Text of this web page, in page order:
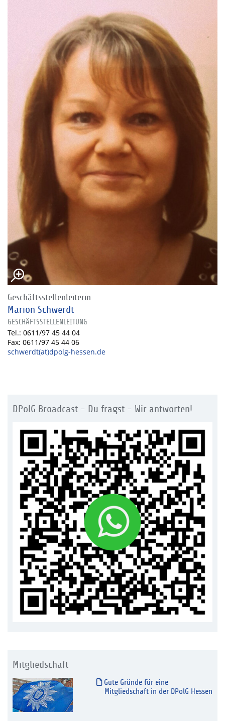
Geschäftsstellenleiterin
Marion Schwerdt
GESCHÄFTSSTELLENLEITUNG
Tel.: 0611/97 45 44 04
Fax: 0611/97 45 44 06
schwerdt(at)dpolg-hessen.de
DPolG Broadcast - Du fragst - Wir antworten!
Mitgliedschaft
Gute Gründe für eine
Mitgliedschaft in der DPolG Hessen